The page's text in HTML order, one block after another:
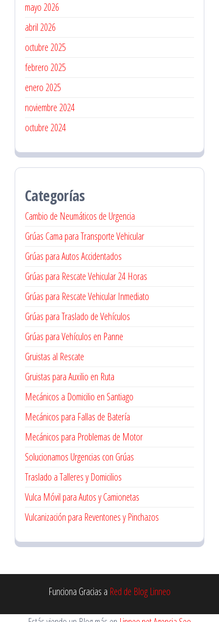
mayo 2026
abril 2026
octubre 2025
febrero 2025
enero 2025
noviembre 2024
octubre 2024
Categorías
Cambio de Neumáticos de Urgencia
Grúas Cama para Transporte Vehicular
Grúas para Autos Accidentados
Grúas para Rescate Vehicular 24 Horas
Grúas para Rescate Vehicular Inmediato
Grúas para Traslado de Vehículos
Grúas para Vehículos en Panne
Gruistas al Rescate
Gruistas para Auxilio en Ruta
Mecánicos a Domicilio en Santiago
Mecánicos para Fallas de Batería
Mecánicos para Problemas de Motor
Solucionamos Urgencias con Grúas
Traslado a Talleres y Domicilios
Vulca Móvil para Autos y Camionetas
Vulcanización para Reventones y Pinchazos
Funciona Gracias a Red de Blog Linneo